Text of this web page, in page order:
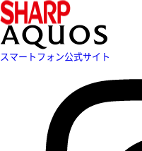
スマートフォン公式サイト